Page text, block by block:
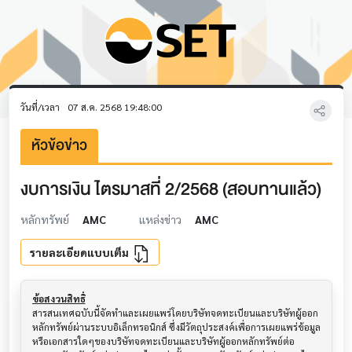
วันที่/เวลา 07 ส.ค. 2568 19:48:00
หัวข้อข่าว
งบการเงิน ไตรมาสที่ 2/2568 (สอบทานแล้ว)
หลักทรัพย์ AMC แหล่งข่าว AMC
รายละเอียดแบบเต็ม
ข้อสงวนสิทธิ์
สารสนเทศฉบับนี้จัดทำและเผยแพร่โดยบริษัทจดทะเบียนและบริษัทผู้ออก
หลักทรัพย์ผ่านระบบอิเล็กทรอนิกส์ ซึ่งมีวัตถุประสงค์เพื่อการเผยแพร่ข้อมูล
หรือเอกสารใดๆของบริษัทจดทะเบียนและบริษัทผู้ออกหลักทรัพย์ต่อ